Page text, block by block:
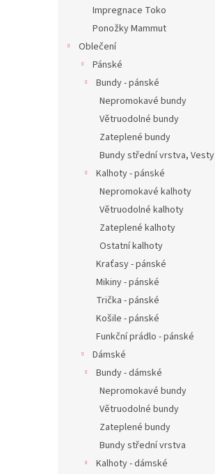
Impregnace Toko
Ponožky Mammut
Oblečení
Pánské
Bundy - pánské
Nepromokavé bundy
Větruodolné bundy
Zateplené bundy
Bundy střední vrstva, Vesty
Kalhoty - pánské
Nepromokavé kalhoty
Větruodolné kalhoty
Zateplené kalhoty
Ostatní kalhoty
Kraťasy - pánské
Mikiny - pánské
Trička - pánské
Košile - pánské
Funkční prádlo - pánské
Dámské
Bundy - dámské
Nepromokavé bundy
Větruodolné bundy
Zateplené bundy
Bundy střední vrstva
Kalhoty - dámské